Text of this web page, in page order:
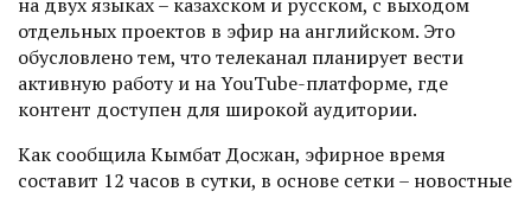
отдельных проектов в эфир на анг­лийском. Это
обусловлено тем, что телеканал планирует вести
активную работу и на YouTube-платформе, где
контент доступен для широкой аудитории.
Как сообщила Кымбат Досжан, эфирное время
составит 12 часов в сутки, в основе сетки – новостные